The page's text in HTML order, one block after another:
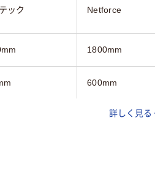
ック Netforce
1800mm
600mm
700mm詳しく見る